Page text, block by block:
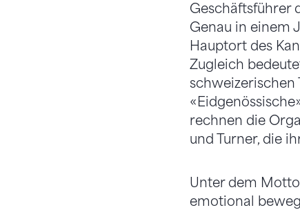
Geschäftsführer
Genau in einem
Hauptort des
Zugleich
schweizerischen
rechnen die
und Turner, die
Unter dem
emotional